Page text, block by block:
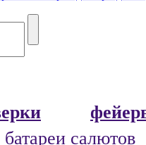
батареи салютов